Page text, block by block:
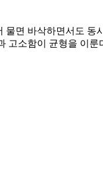
면 바삭하면서도
고소함이 균형을 이룬